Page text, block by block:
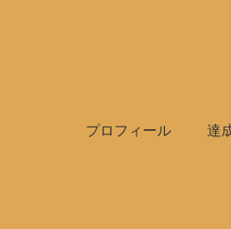
プロフィール